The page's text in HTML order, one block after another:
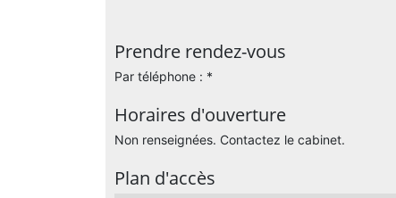
Prendre rendez-vous
Par téléphone : *
Horaires d'ouverture
Non renseignées. Contactez le cabinet.
Plan d'accès